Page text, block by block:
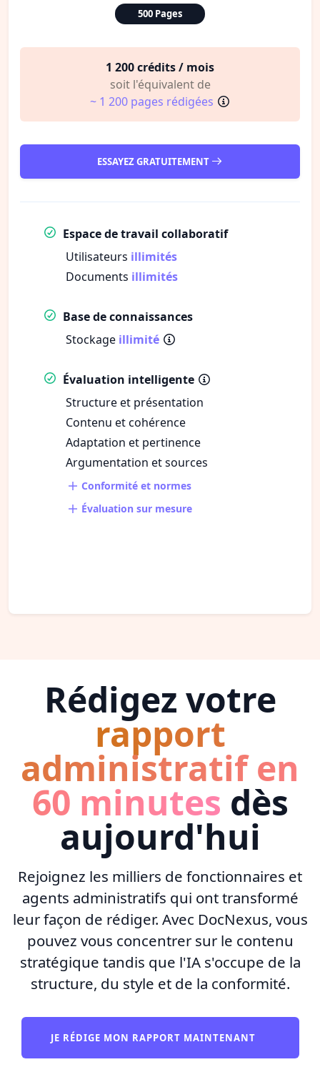
500 Pages
1 200 crédits / mois
soit l'équivalent de
~ 1 200 pages rédigées
ESSAYEZ GRATUITEMENT
Espace de travail collaboratif
Utilisateurs illimités
Documents illimités
Base de connaissances
Stockage illimité
Évaluation intelligente
Structure et présentation
Contenu et cohérence
Adaptation et pertinence
Argumentation et sources
Conformité et normes
Évaluation sur mesure
Rédigez votre
rapport
administratif en
60 minutes dès
aujourd'hui
Rejoignez les milliers de fonctionnaires et
agents administratifs qui ont transformé
leur façon de rédiger. Avec DocNexus, vous
pouvez vous concentrer sur le contenu
stratégique tandis que l'IA s'occupe de la
structure, du style et de la conformité.
JE RÉDIGE MON RAPPORT MAINTENANT